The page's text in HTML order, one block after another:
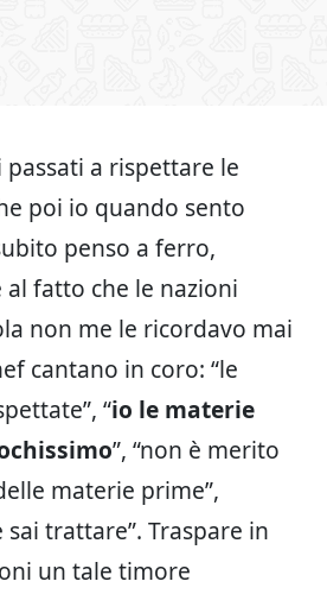
a rispettare le
poi io quando sento
penso a ferro,
fatto che le nazioni
non me le ricordavo mai
cantano in coro: “le
“io le materie
”, “non è merito
materie prime”,
sai trattare”. Traspare in
un tale timore